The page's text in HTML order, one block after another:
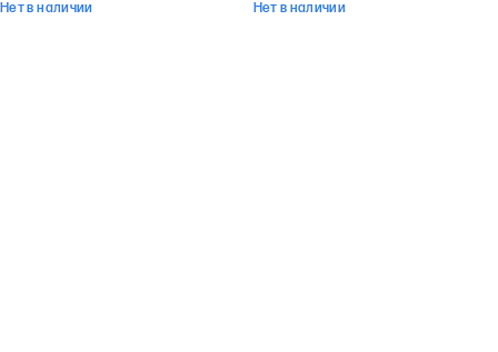
Нет в наличии
Нет в наличии